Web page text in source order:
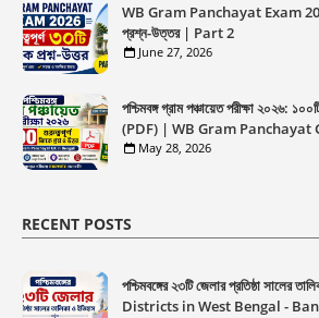
WB Gram Panchayat Exam
প্রশ্ন-উত্তর | Part 2
June 27, 2026
পশ্চিমবঙ্গ গ্রাম পঞ্চায়েত পরীক্ষা ২০২৬:
(PDF) | WB Gram Panchayat
May 28, 2026
RECENT POSTS
পশ্চিমবঙ্গের ২৩টি জেলার প্রতিষ্ঠা সালের
Districts in West Bengal -